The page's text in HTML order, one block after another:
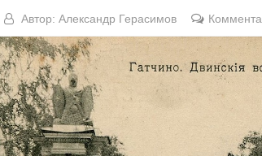
Автор: Александр Герасимов